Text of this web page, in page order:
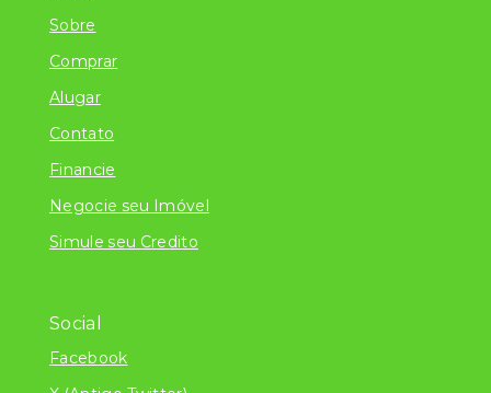
Sobre
Comprar
Alugar
Contato
Financie
Negocie seu Imóvel
Simule seu Credito
Social
Facebook